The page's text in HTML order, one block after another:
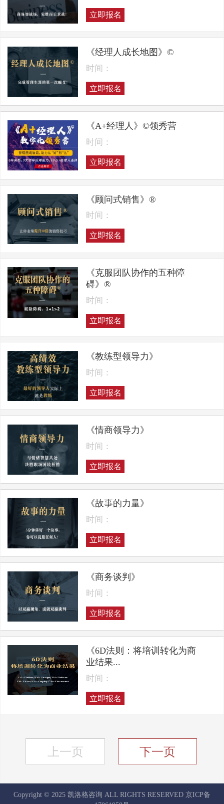
立即报名
《经理人成长地图》©
时间：
立即报名
《A+经理人》©领秀营
时间：
立即报名
《顾问式销售》®
时间：
立即报名
《克服团队协作的五种障
碍》®
时间：
立即报名
《教练型领导力》
时间：
立即报名
《情商领导力》
时间：
立即报名
《故事的力量》
时间：
立即报名
《商务谈判》
时间：
立即报名
《6D法则：将培训转化为商
业结果...
时间：
立即报名
上一页 下一页
Copyright © 2025 凯洛格咨询 ALL RIGHTS RESERVED 京ICP备